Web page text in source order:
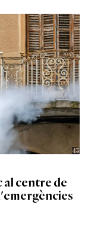
al centre de